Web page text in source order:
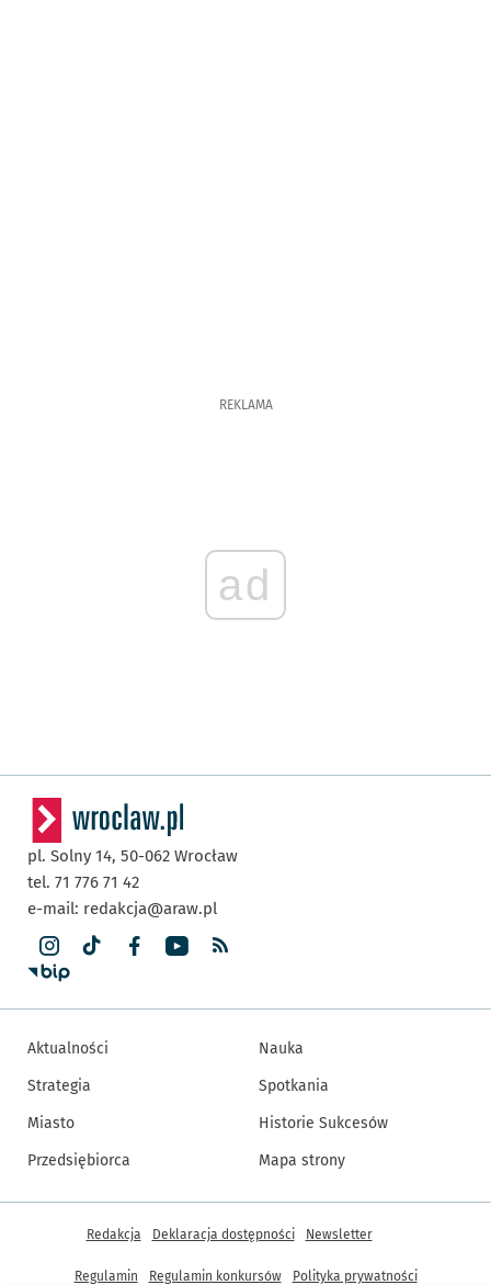
REKLAMA
ad
pl. Solny 14, 50-062 Wrocław
tel. 71 776 71 42
e-mail: redakcja@araw.pl
Aktualności
Strategia
Miasto
Przedsiębiorca
Nauka
Spotkania
Historie Sukcesów
Mapa strony
Inne informacje
Redakcja Deklaracja dostępności Newsletter
Regulamin Regulamin konkursów Polityka prywatności